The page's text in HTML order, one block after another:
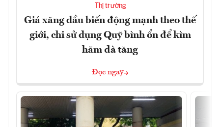
Thị trường
Giá xăng dầu biến động mạnh theo thế
giới, chi sử dụng Quỹ bình ổn để kìm
hãm đà tăng
Đọc ngay